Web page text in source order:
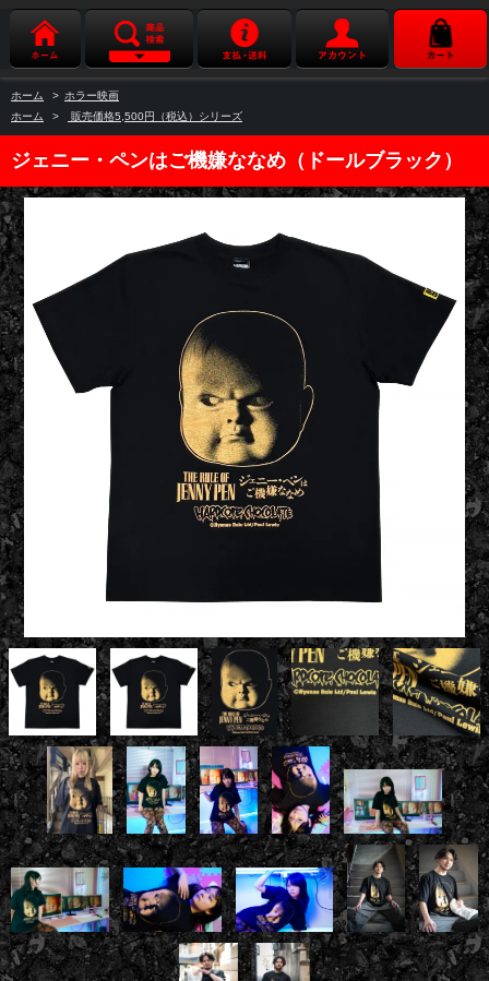
ホーム > ホラー映画
ホーム
> 販売価格5,500円（税込）シリーズ
ジェニー・ペンはご機嫌ななめ（ドールブラック）